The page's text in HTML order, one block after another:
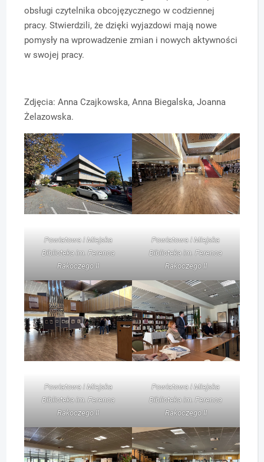
obsługi czytelnika obcojęzycznego w codziennej
pracy. Stwierdzili, że dzięki wyjazdowi mają nowe
pomysły na wprowadzenie zmian i nowych aktywności
w swojej pracy.
Zdjęcia: Anna Czajkowska, Anna Biegalska, Joanna
Żelazowska.
Powiatowa i Miejska
Biblioteka im. Ferenca
Rakoczego II
Powiatowa i Miejska
Biblioteka im. Ferenca
Rakoczego II
Powiatowa i Miejska
Biblioteka im. Ferenca
Rakoczego II
Powiatowa i Miejska
Biblioteka im. Ferenca
Rakoczego II